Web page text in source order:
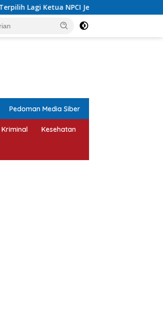
Jepara, Target Angkat Atlet Disabilitas
Pedoman Media Siber
Kesehatan